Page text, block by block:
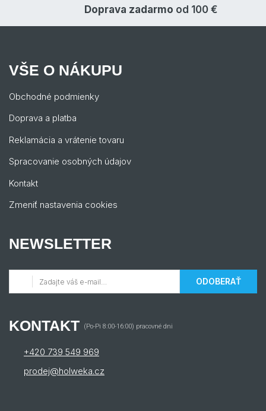
Doprava zadarmo od 100 €
VŠE O NÁKUPU
Obchodné podmienky
Doprava a platba
Reklamácia a vrátenie tovaru
Spracovanie osobných údajov
Kontakt
Zmeniť nastavenia cookies
NEWSLETTER
ODOBERAŤ
KONTAKT (Po-Pi 8:00-16:00) pracovné dni
+420 739 549 969
prodej@holweka.cz